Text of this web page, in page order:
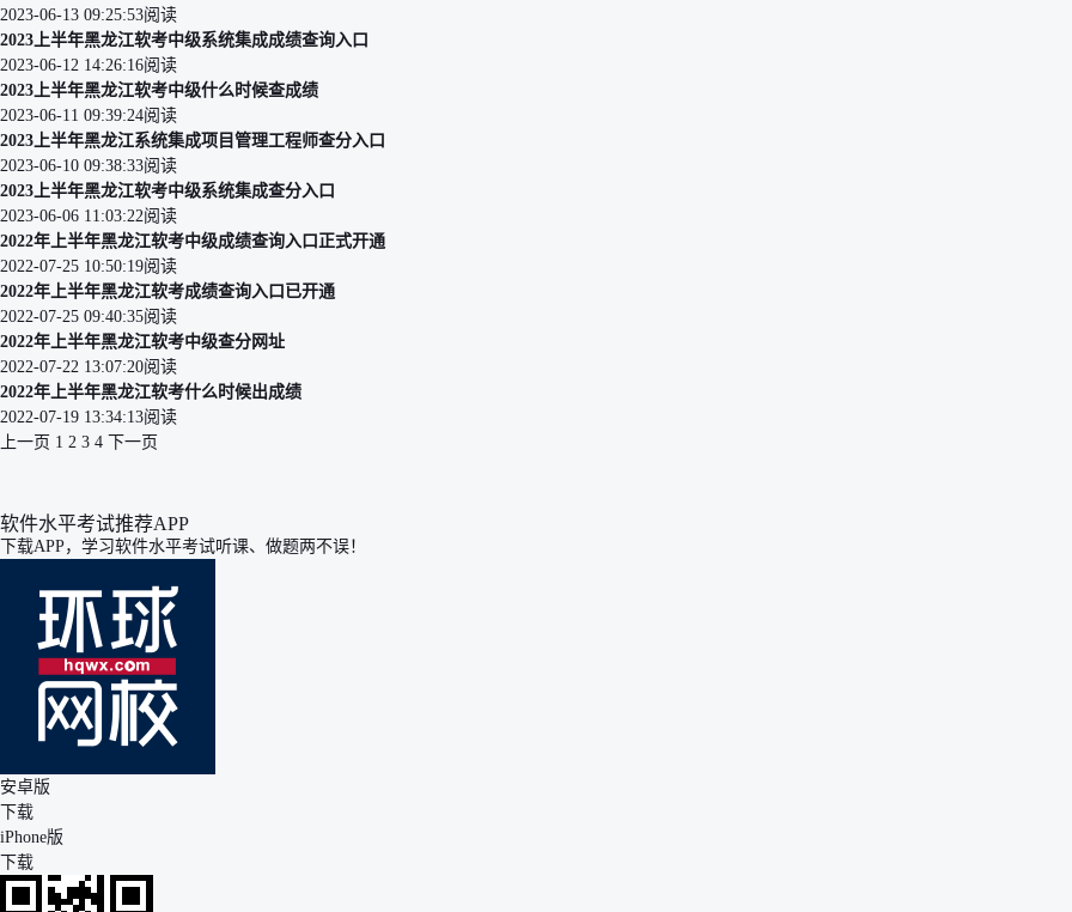
2023-06-13 09:25:53阅读
2023上半年黑龙江软考中级系统集成成绩查询入口
2023-06-12 14:26:16阅读
2023上半年黑龙江软考中级什么时候查成绩
2023-06-11 09:39:24阅读
2023上半年黑龙江系统集成项目管理工程师查分入口
2023-06-10 09:38:33阅读
2023上半年黑龙江软考中级系统集成查分入口
2023-06-06 11:03:22阅读
2022年上半年黑龙江软考中级成绩查询入口正式开通
2022-07-25 10:50:19阅读
2022年上半年黑龙江软考成绩查询入口已开通
2022-07-25 09:40:35阅读
2022年上半年黑龙江软考中级查分网址
2022-07-22 13:07:20阅读
2022年上半年黑龙江软考什么时候出成绩
2022-07-19 13:34:13阅读
上一页 1 2 3 4 下一页
软件水平考试推荐APP
下载APP，学习软件水平考试听课、做题两不误！
安卓版
下载
iPhone版
下载